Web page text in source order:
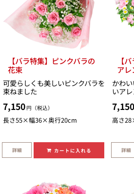
【バラ特集】ピンクバラの
花束
可愛らしくも美しいピンクバラを
束ねました
7,150 円（税込）
長さ55×幅36×奥行20cm
詳細 カートに入れる
【
アレ
かわ
いア
7,150
高さ
詳細